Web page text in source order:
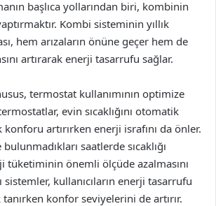
başlıca yollarından biri, kombinin
Kombi sisteminin yıllık
hem arızaların önüne geçer hem de
artırarak enerji tasarrufu sağlar.
termostat kullanımının optimize
evin sıcaklığını otomatik
artırırken enerji israfını da önler.
bulunmadıkları saatlerde sıcaklığı
tüketiminin önemli ölçüde azalmasını
sistemler, kullanıcıların enerji tasarrufu
konfor seviyelerini de artırır.